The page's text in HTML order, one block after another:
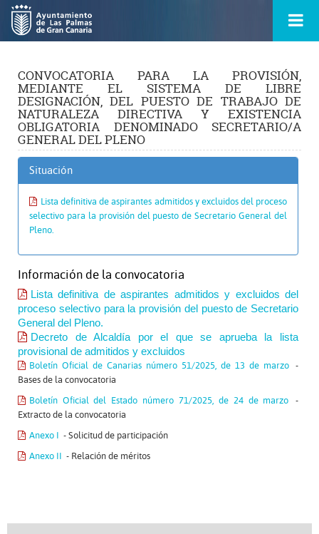
contenido
principal
página
Menú
CONVOCATORIA PARA LA PROVISIÓN,
MEDIANTE EL SISTEMA DE LIBRE
DESIGNACIÓN, DEL PUESTO DE TRABAJO DE
NATURALEZA DIRECTIVA Y EXISTENCIA
OBLIGATORIA DENOMINADO SECRETARIO/A
GENERAL DEL PLENO
Situación
Lista definitiva de aspirantes admitidos y excluidos del proceso
selectivo para la provisión del puesto de Secretario General del
Pleno.
Información de la convocatoria
Lista definitiva de aspirantes admitidos y excluidos del
proceso selectivo para la provisión del puesto de Secretario
General del Pleno.
Decreto de Alcaldía por el que se aprueba la lista
provisional de admitidos y excluidos
Boletín Oficial de Canarias número 51/2025, de 13 de marzo -
Bases de la convocatoria
Boletín Oficial del Estado número 71/2025, de 24 de marzo -
Extracto de la convocatoria
Anexo I - Solicitud de participación
Anexo II - Relación de méritos